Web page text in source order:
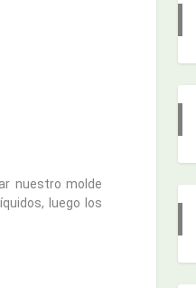
nuestro molde
luego los